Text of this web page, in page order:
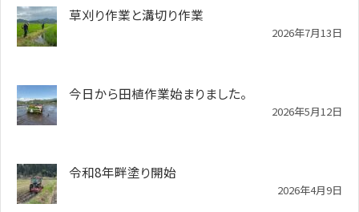
草刈り作業と溝切り作業
2026年7月13日
今日から田植作業始まりました。
2026年5月12日
令和8年畔塗り開始
2026年4月9日